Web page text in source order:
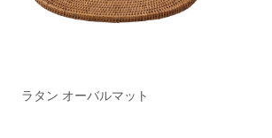
ラタン オーバルマット